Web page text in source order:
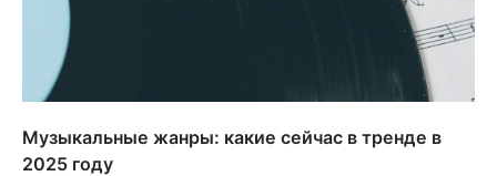
Музыкальные жанры: какие сейчас в тренде в
2025 году